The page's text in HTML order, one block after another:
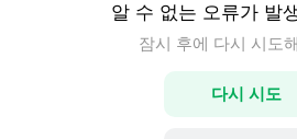
알 수 없는 오류가 발
잠시 후에 다시 시도
다시 시도